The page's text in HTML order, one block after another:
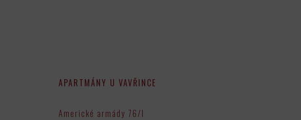
APARTMÁNY U VAVŘINCE
Americké armády 76/I